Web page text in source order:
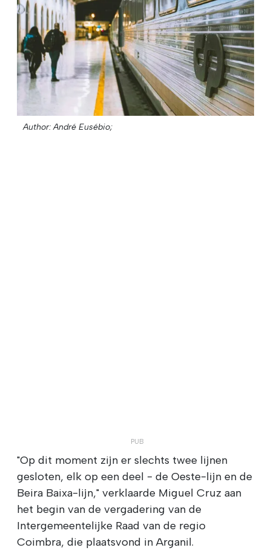
Author: André Eusébio;
"Op dit moment zijn er slechts twee lijnen
gesloten, elk op een deel - de Oeste-lijn en de
Beira Baixa-lijn," verklaarde Miguel Cruz aan
het begin van de vergadering van de
Intergemeentelijke Raad van de regio
Coimbra, die plaatsvond in Arganil.